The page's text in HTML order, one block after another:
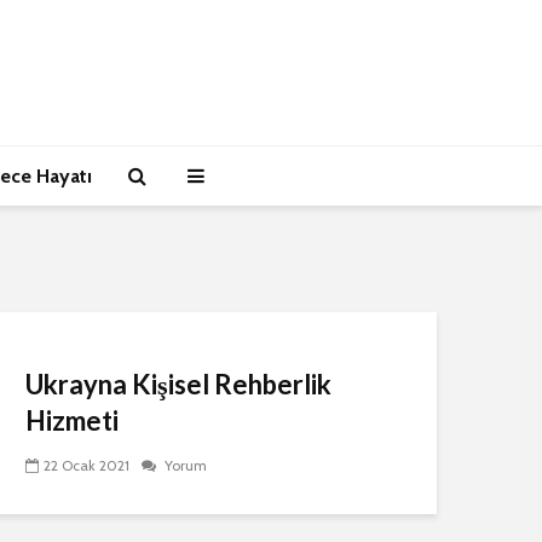
Hayatı
Ukrayna Kişisel Rehberlik
Hizmeti
22 Ocak 2021 Yorum